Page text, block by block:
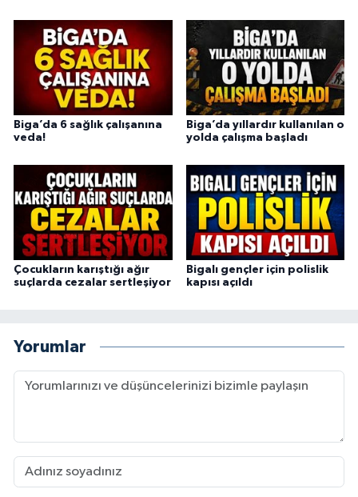
Biga’da 6 sağlık çalışanına
veda!
Biga’da yıllardır kullanılan o
yolda çalışma başladı
Çocukların karıştığı ağır
suçlarda cezalar sertleşiyor
Bigalı gençler için polislik
kapısı açıldı
Yorumlar